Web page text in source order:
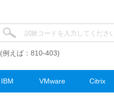
(例えば：810-403)
IBM VMware Citrix